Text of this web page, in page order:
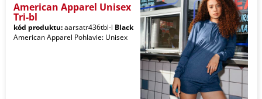
American Apparel Unisex
Tri-bl
kód produktu:aarsatr436tbl-l Black
American Apparel Pohlavie: Unisex